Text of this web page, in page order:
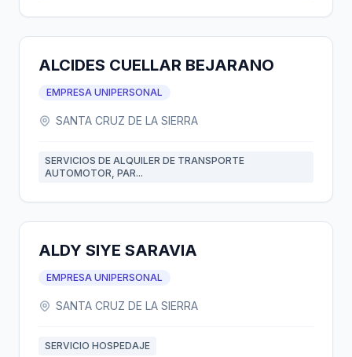
ALCIDES CUELLAR BEJARANO
EMPRESA UNIPERSONAL
SANTA CRUZ DE LA SIERRA
SERVICIOS DE ALQUILER DE TRANSPORTE
AUTOMOTOR, PAR...
ALDY SIYE SARAVIA
EMPRESA UNIPERSONAL
SANTA CRUZ DE LA SIERRA
SERVICIO HOSPEDAJE